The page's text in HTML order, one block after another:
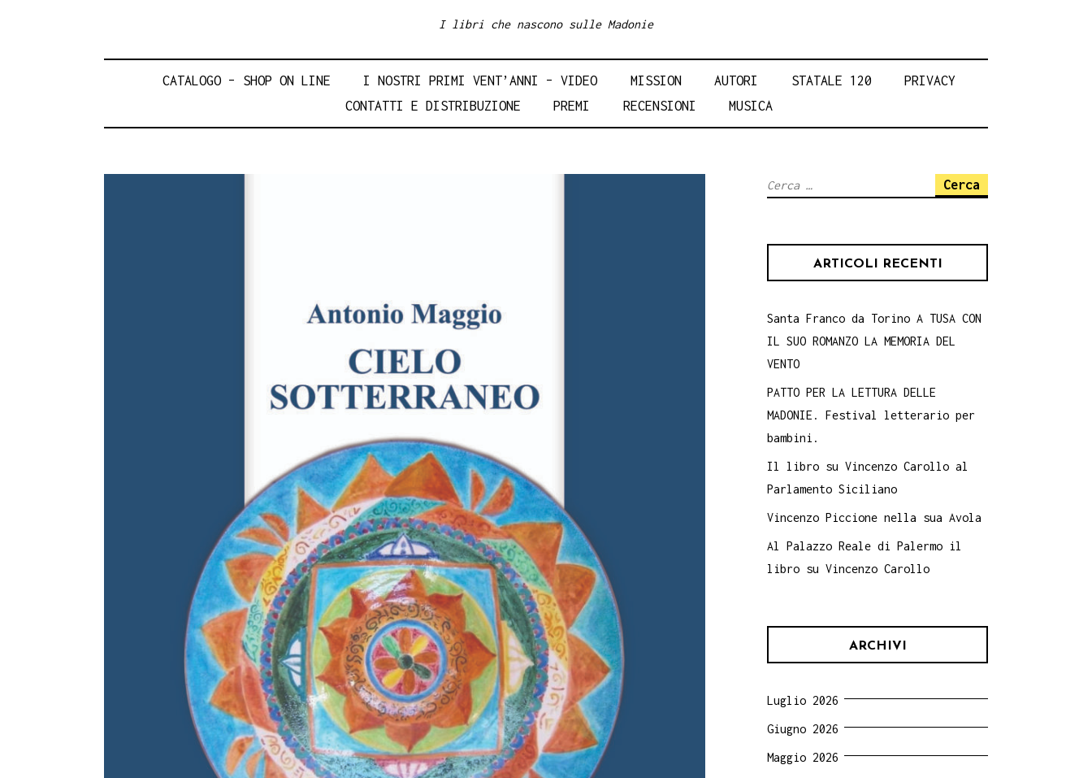
I libri che nascono sulle Madonie
CATALOGO – SHOP ON LINE I NOSTRI PRIMI VENT’ANNI – VIDEO MISSION AUTORI STATALE 120
PRIVACY
CONTATTI E DISTRIBUZIONE
PREMI RECENSIONI MUSICA
Ricerca
ARTICOLI RECENTI
Santa Franco da Torino A TUSA CON
IL SUO ROMANZO LA MEMORIA DEL
VENTO
PATTO PER LA LETTURA DELLE
MADONIE. Festival letterario per
bambini.
Il libro su Vincenzo Carollo al
Parlamento Siciliano
Vincenzo Piccione nella sua Avola
Al Palazzo Reale di Palermo il
libro su Vincenzo Carollo
ARCHIVI
Luglio 2026
Giugno 2026
Maggio 2026